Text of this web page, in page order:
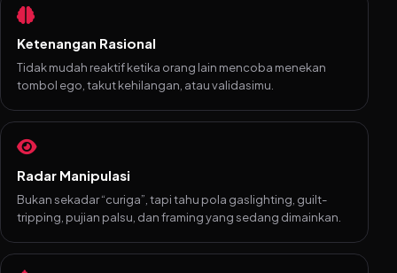
Ketenangan Rasional
Tidak mudah reaktif ketika orang lain mencoba menekan
tombol ego, takut kehilangan, atau validasimu.
Radar Manipulasi
Bukan sekadar “curiga”, tapi tahu pola gaslighting, guilt-
tripping, pujian palsu, dan framing yang sedang dimainkan.